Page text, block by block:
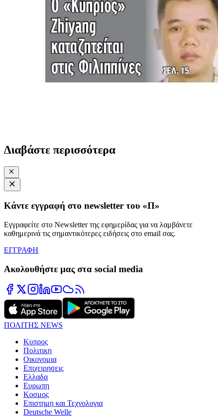
Διαβάστε περισσότερα
Κάντε εγγραφή στο newsletter του «Π»
Εγγραφείτε στο Newsletter της εφημερίδας για να λαμβάνετε
καθημερινά τις σημαντικότερες ειδήσεις στο email σας.
ΕΓΓΡΑΦΗ
Ακολουθήστε μας στα social media
ΠΟΛΙΤΗΣ NEWS
Κυπρος
Πολιτικη
Οικονομια
Επιχειρησεις
Ελλαδα
Ευρωπη
Κοσμος
Επιστημη και Τεχνολογια
Deutsche Welle